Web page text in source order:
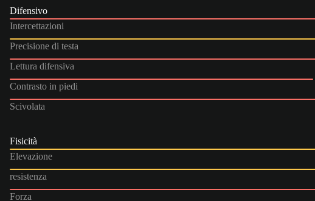
Difensivo
Intercettazioni
Precisione di testa
Lettura difensiva
Contrasto in piedi
Scivolata
Fisicità
Elevazione
resistenza
Forza